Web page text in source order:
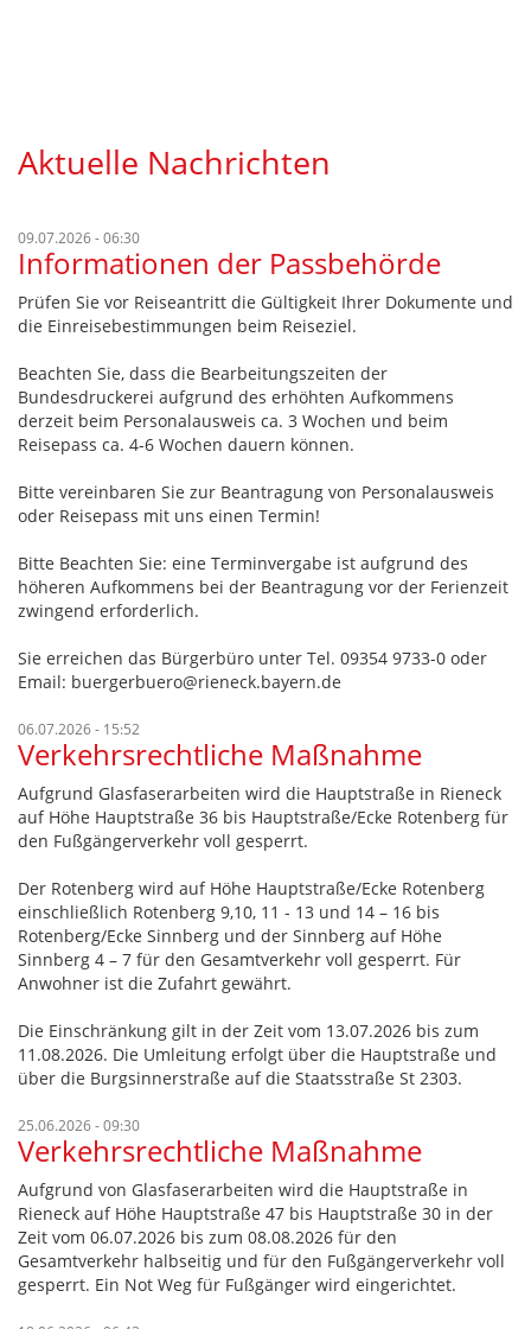
Aktuelle Nachrichten
09.07.2026 - 06:30
Informationen der Passbehörde
Prüfen Sie vor Reiseantritt die Gültigkeit Ihrer Dokumente und
die Einreisebestimmungen beim Reiseziel.
Beachten Sie, dass die Bearbeitungszeiten der
Bundesdruckerei aufgrund des erhöhten Aufkommens
derzeit beim Personalausweis ca. 3 Wochen und beim
Reisepass ca. 4-6 Wochen dauern können.
Bitte vereinbaren Sie zur Beantragung von Personalausweis
oder Reisepass mit uns einen Termin!
Bitte Beachten Sie: eine Terminvergabe ist aufgrund des
höheren Aufkommens bei der Beantragung vor der Ferienzeit
zwingend erforderlich.
Sie erreichen das Bürgerbüro unter Tel. 09354 9733-0 oder
Email: buergerbuero@rieneck.bayern.de
06.07.2026 - 15:52
Verkehrsrechtliche Maßnahme
Aufgrund Glasfaserarbeiten wird die Hauptstraße in Rieneck
auf Höhe Hauptstraße 36 bis Hauptstraße/Ecke Rotenberg für
den Fußgängerverkehr voll gesperrt.
Der Rotenberg wird auf Höhe Hauptstraße/Ecke Rotenberg
einschließlich Rotenberg 9,10, 11 - 13 und 14 – 16 bis
Rotenberg/Ecke Sinnberg und der Sinnberg auf Höhe
Sinnberg 4 – 7 für den Gesamtverkehr voll gesperrt. Für
Anwohner ist die Zufahrt gewährt.
Die Einschränkung gilt in der Zeit vom 13.07.2026 bis zum
11.08.2026. Die Umleitung erfolgt über die Hauptstraße und
über die Burgsinnerstraße auf die Staatsstraße St 2303.
25.06.2026 - 09:30
Verkehrsrechtliche Maßnahme
Aufgrund von Glasfaserarbeiten wird die Hauptstraße in
Rieneck auf Höhe Hauptstraße 47 bis Hauptstraße 30 in der
Zeit vom 06.07.2026 bis zum 08.08.2026 für den
Gesamtverkehr halbseitig und für den Fußgängerverkehr voll
gesperrt. Ein Not Weg für Fußgänger wird eingerichtet.